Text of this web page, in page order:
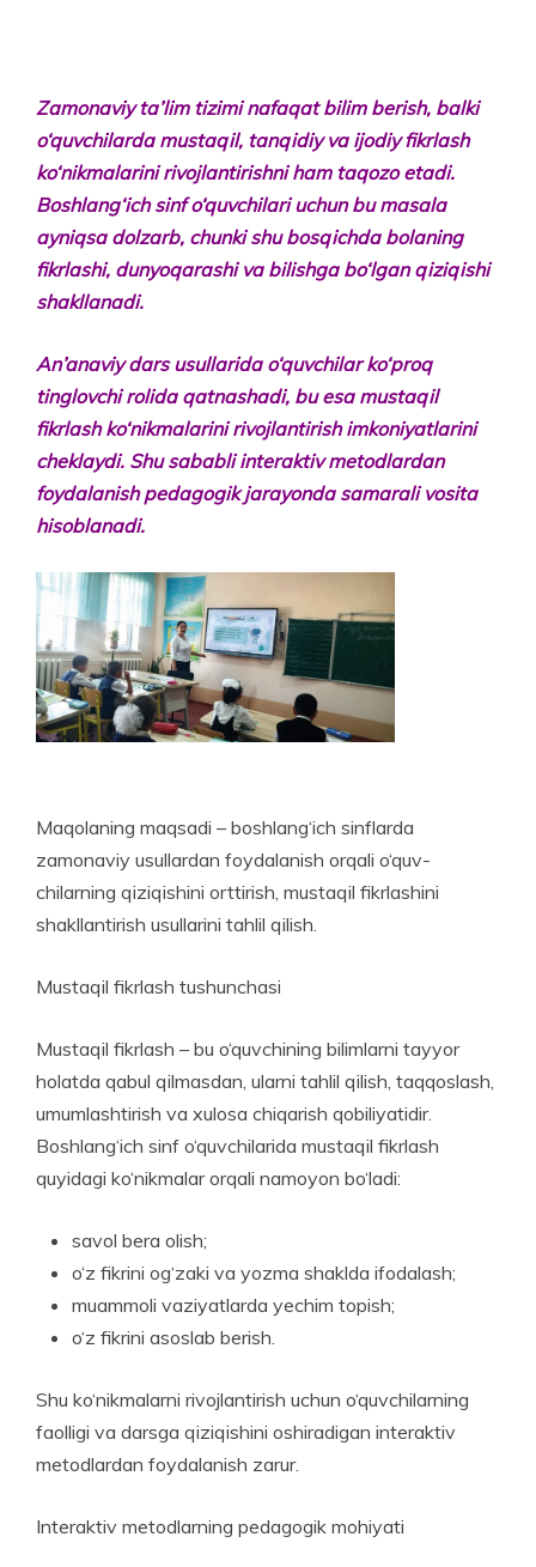
Zamonaviyta’lim tiziminafaqatbilim berish, balki
o‘quvchilarda mustaqil, tanqidiyva ijodiyfikrlash
ko‘nikmalarinirivoj­lantirishniham taqozoetadi.
Boshlang‘ichsinfo‘quvchilariuchunbumasala
ayniqsa dolzarb, chunkishubosqichda bolaning
fikrlashi, dunyoqarashiva bi­lishga bo‘lganqiziqishi
shakllanadi.
An’anaviydarsusullarida o‘quvchilarko‘proq
tinglovchirolida qatnashadi, buesa mustaqil
fikrlashko‘nikmalarinirivoj­lantirishimkoniyatlarini
cheklaydi. Shu sababli interaktiv metodlardan
foydalanish pedagogik jarayonda samarali vosita
hisoblanadi.
Maqolaning maqsadi – boshlang‘ich sinflarda
zamonaviy usullardan foydalanish orqali o‘quv­
chilarning qiziqishini orttirish, mustaqil fikrlashini
shakllantirish usullarini tahlil qilish.
Mustaqil fikrlash tushunchasi
Mustaqil fikrlash – bu o‘quvchining bilimlarni tayyor
holatda qabul qilmasdan, ularni tahlil qilish, taqqoslash,
umumlashtirish va xulosa chiqarish qobiliyatidir.
Boshlang‘ich sinf o‘quvchilarida mustaqil fikrlash
quyidagi ko‘nikmalar orqali namoyon bo‘ladi:
savol bera olish;
o‘z fikrini og‘zaki va yozma shaklda ifodalash;
muammoli vaziyatlarda yechim topish;
o‘z fikrini asoslab berish.
Shu ko‘nikmalarni rivojlantirish uchun o‘quv­chilarning
faolligi va darsga qiziqishini oshiradigan interaktiv
metodlardan foydalanish zarur.
Interaktiv metodlarning pedagogik mohiyati